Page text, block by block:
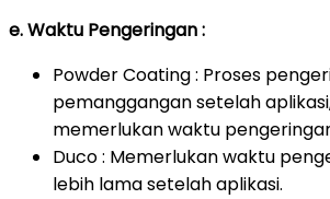
e. Waktu Pengeringan :
Powder Coating : Proses
pemanggangan setelah
memerlukan waktu
Duco : Memerlukan waktu
lebih lama setelah aplikasi.